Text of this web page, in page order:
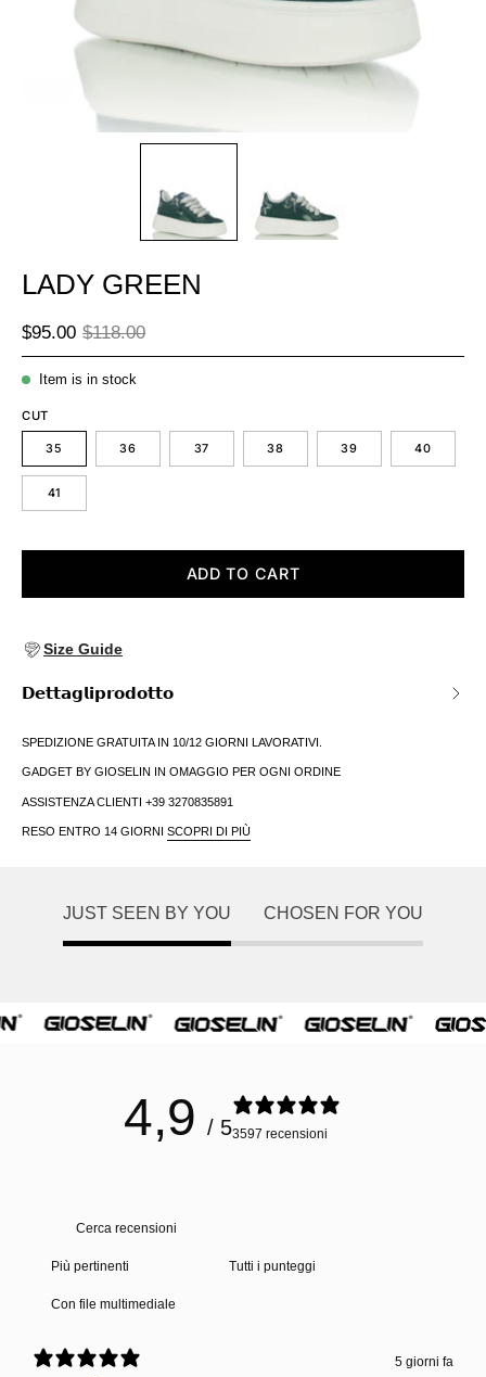
LADY GREEN
$95.00 $118.00
Item is in stock
CUT
35 36 37 38 39 40
41
ADD TO CART
Size Guide
𝗗𝗲𝘁𝘁𝗮𝗴𝗹𝗶𝗽𝗿𝗼𝗱𝗼𝘁𝘁𝗼
SPEDIZIONE GRATUITA IN 10/12 GIORNI LAVORATIVI.
GADGET BY GIOSELIN IN OMAGGIO PER OGNI ORDINE
ASSISTENZA CLIENTI +39 3270835891
RESO ENTRO 14 GIORNI SCOPRI DI PIÙ
JUST SEEN BY YOU CHOSEN FOR YOU
4,9 / 53597 recensioni
Con file multimediale
5 giorni fa